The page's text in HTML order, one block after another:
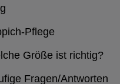
Pflege
Größe ist richtig?
Fragen/Antworten